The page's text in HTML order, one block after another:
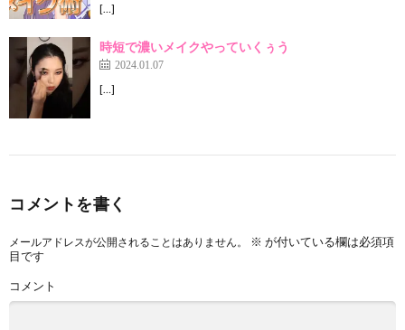
[…]
時短で濃いメイクやっていくぅう
2024.01.07
[…]
コメントを書く
メールアドレスが公開されることはありません。 ※ が付いている欄は必須項
目です
コメント